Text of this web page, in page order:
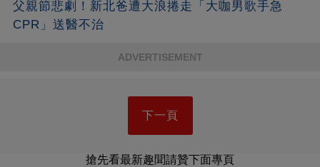
父親節悲劇！新北爸遭大浪捲走「大咖男歌手急
CPR」送醫不治
ADVERTISEMENT
下一頁
搶先看最新趣聞請贊下面專頁